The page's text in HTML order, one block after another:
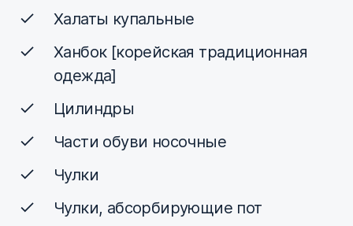
Халаты купальные
Ханбок [корейская традиционная
одежда]
Цилиндры
Части обуви носочные
Чулки
Чулки, абсорбирующие пот